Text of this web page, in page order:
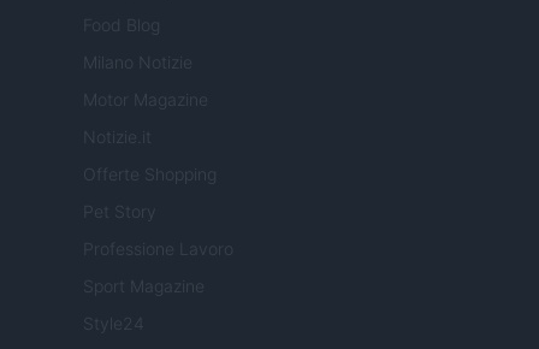
Food Blog
Milano Notizie
Motor Magazine
Notizie.it
Offerte Shopping
Professione Lavoro
Sport Magazine
Style24